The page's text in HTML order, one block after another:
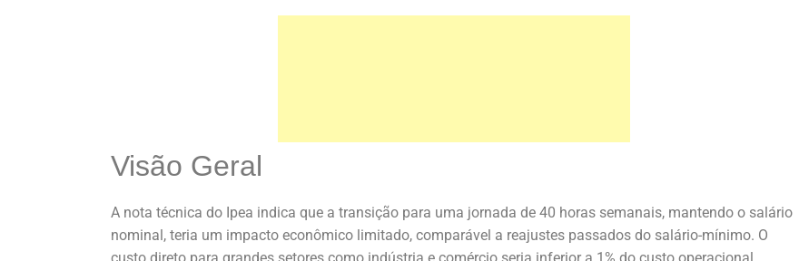
Visão Geral
A nota técnica do Ipea indica que a transição para uma jornada de 40 horas semanais, mantendo o salário
nominal, teria um impacto econômico limitado, comparável a reajustes passados do salário-mínimo. O